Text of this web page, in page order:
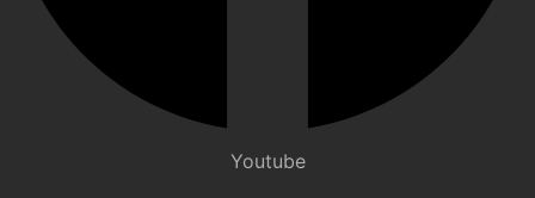
Youtube